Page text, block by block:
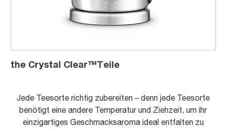
the Crystal Clear™Teile
Jede Teesorte richtig zubereiten – denn jede Teesorte
benötigt eine andere Temperatur und Ziehzeit, um ihr
einzigartiges Geschmacksaroma ideal entfalten zu